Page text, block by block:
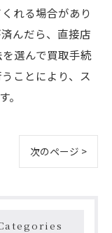
れる場合があり
んだら、直接店
選んで買取手続
ことにより、ス
次のページ >